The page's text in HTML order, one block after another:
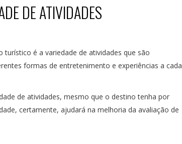
DE ATIVIDADES
é a variedade de atividades que são
formas de entretenimento e experiências a cada
de atividades, mesmo que o destino tenha por
certamente, ajudará na melhoria da avaliação de